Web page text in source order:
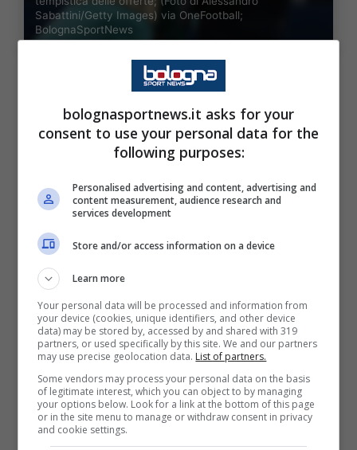
Sabattini/Getty Images) via OneFootball;
BolognaSportNews
Fenucci ha espresso la volontà di trattenere
Castro, ma chiaramente questa volontà deve
ritrova il Bologna adesso è quella in cui ogni
offerta va valutata, e in cui nessuno è
incedibile.
Un addio certo
All’interno di questo panorama incerto c’è
però un monito che, questa volta, pare essere
ineluttabile, ovvero l’addio di Lucumi. Il
difensore era stato ad un passo dall’addio già
un anno fa, salvo poi continuare ad indossare
bolognasportnews.it asks for your
consent to use your personal data for the
following purposes:
Personalised advertising and content, advertising and
content measurement, audience research and
services development
Store and/or access information on a device
Learn more
Your personal data will be processed and information from
your device (cookies, unique identifiers, and other device
data) may be stored by, accessed by and shared with 319
partners, or used specifically by this site. We and our partners
may use precise geolocation data. List of partners.
Some vendors may process your personal data on the basis
of legitimate interest, which you can object to by managing
your options below. Look for a link at the bottom of this page
or in the site menu to manage or withdraw consent in privacy
and cookie settings.